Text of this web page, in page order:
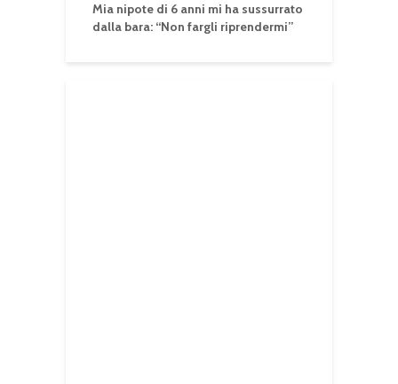
Mia nipote di 6 anni mi ha sussurrato
dalla bara: “Non fargli riprendermi”